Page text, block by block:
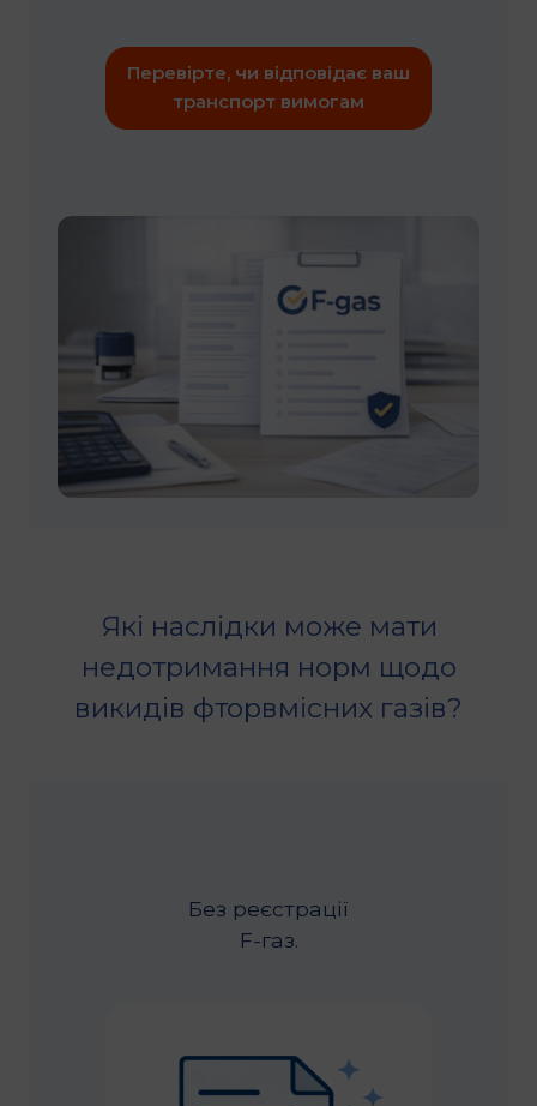
Перевірте, чи відповідає ваш
транспорт вимогам
Які наслідки може мати
недотримання норм щодо
викидів фторвмісних газів?
Без реєстрації
F-газ.